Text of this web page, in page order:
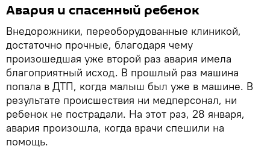
Авария и спасенный ребенок
Внедорожники, переоборудованные клиникой,
достаточно прочные, благодаря чему
произошедшая уже второй раз авария имела
благоприятный исход. В прошлый раз машина
попала в ДТП, когда малыш был уже в машине. В
результате происшествия ни медперсонал, ни
ребенок не пострадали. На этот раз, 28 января,
авария произошла, когда врачи спешили на
помощь.